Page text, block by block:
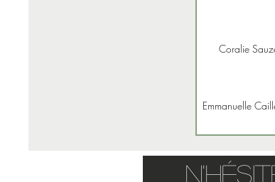
Coralie
Emmanuelle